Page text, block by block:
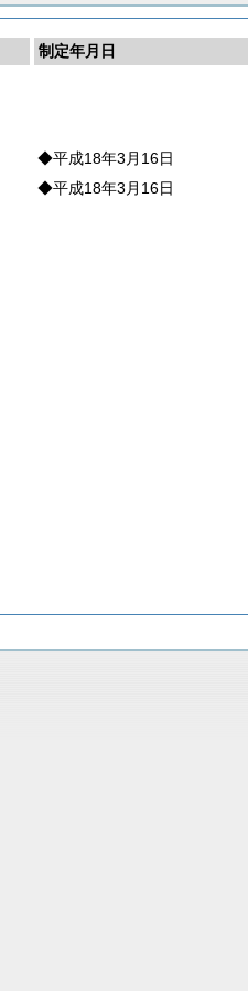
制定年月日
◆平成18年3月16日
◆平成18年3月16日